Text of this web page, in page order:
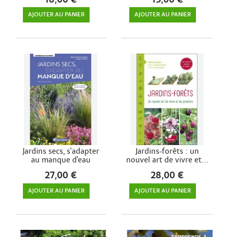
AJOUTER AU PANIER AJOUTER AU PANIER
Jardins secs, s'adapter
au manque d'eau
27,00 €
AJOUTER AU PANIER
Jardins-forêts : un
nouvel art de vivre et...
28,00 €
AJOUTER AU PANIER